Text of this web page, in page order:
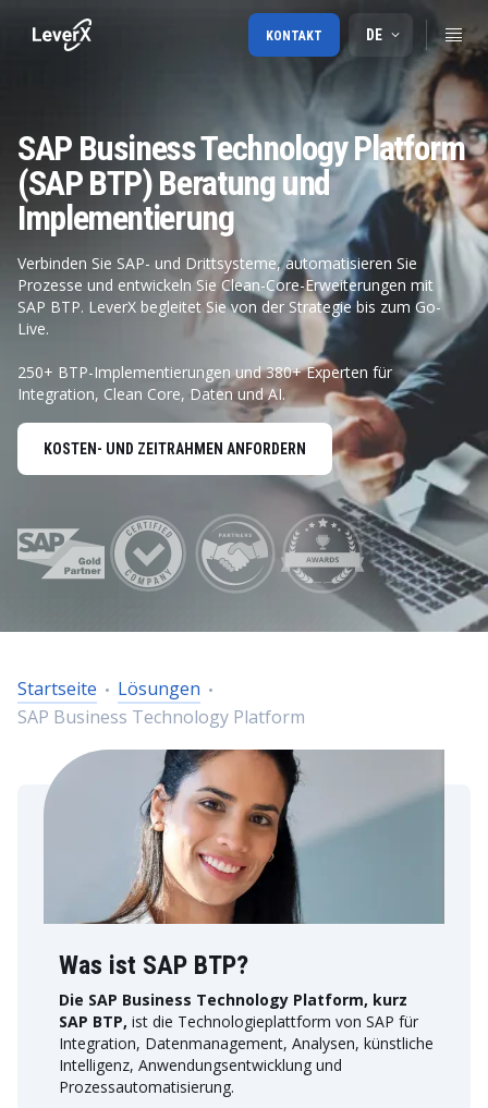
DE
KONTAKT
SAP Business Technology Platform
(SAP BTP) Beratung und
Implementierung
Verbinden Sie SAP- und Drittsysteme, automatisieren Sie
Prozesse und entwickeln Sie Clean-Core-Erweiterungen mit
SAP BTP. LeverX begleitet Sie von der Strategie bis zum Go-
Live.
250+ BTP-Implementierungen und 380+ Experten für
Integration, Clean Core, Daten und AI.
KOSTEN- UND ZEITRAHMEN ANFORDERN
Startseite
Lösungen
SAP Business Technology Platform
Was ist SAP BTP?
Die SAP Business Technology Platform, kurz
SAP BTP, ist die Technologieplattform von SAP für
Integration, Datenmanagement, Analysen, künstliche
Intelligenz, Anwendungsentwicklung und
Prozessautomatisierung.